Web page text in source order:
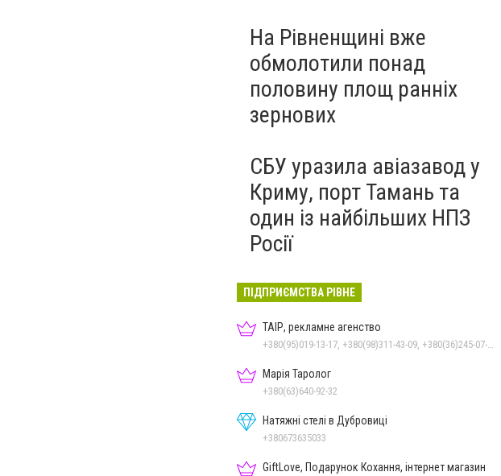
На Рівненщині вже
обмолотили понад
половину площ ранніх
зернових
СБУ уразила авіазавод у
Криму, порт Тамань та
один із найбільших НПЗ
Росії
ПІДПРИЄМСТВА РІВНЕ
ТАІР, рекламне агенство
+380(95)019-13-17, +380(98)311-43-09, +380(36)245-07-05
Марія Таролог
+380(63)640-92-32
Натяжні стелі в Дубровиці
+380673635033
GiftLove, Подарунок Кохання, інтернет магазин